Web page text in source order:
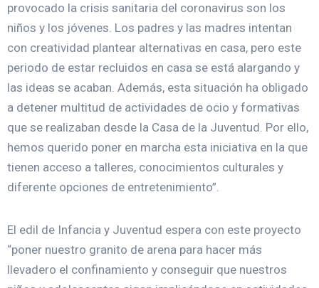
provocado la crisis sanitaria del coronavirus son los
niños y los jóvenes. Los padres y las madres intentan
con creatividad plantear alternativas en casa, pero este
periodo de estar recluidos en casa se está alargando y
las ideas se acaban. Además, esta situación ha obligado
a detener multitud de actividades de ocio y formativas
que se realizaban desde la Casa de la Juventud. Por ello,
hemos querido poner en marcha esta iniciativa en la que
tienen acceso a talleres, conocimientos culturales y
diferente opciones de entretenimiento”.
El edil de Infancia y Juventud espera con este proyecto
“poner nuestro granito de arena para hacer más
llevadero el confinamiento y conseguir que nuestros